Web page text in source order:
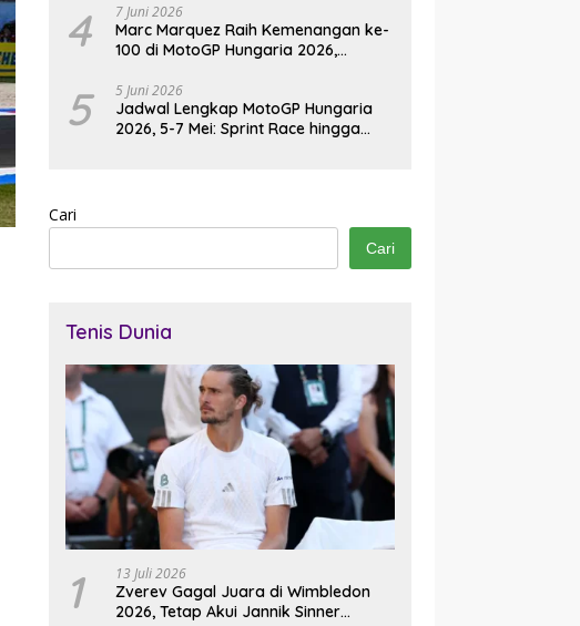
4 7 Juni 2026
Marc Marquez Raih Kemenangan ke-
100 di MotoGP Hungaria 2026,
5 5 Juni 2026
Jadwal Lengkap MotoGP Hungaria
2026, 5-7 Mei: Sprint Race hingga
Cari
Cari
Tenis Dunia
1 13 Juli 2026
Zverev Gagal Juara di Wimbledon
2026, Tetap Akui Jannik Sinner